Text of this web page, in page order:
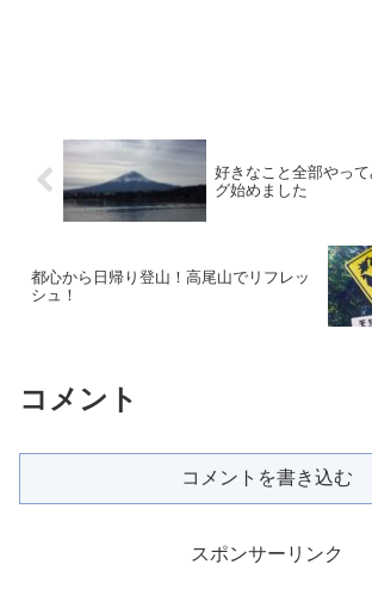
好きなこと全部やっ
グ始めました
都心から日帰り登山！高尾山でリフレッ
シュ！
コメント
コメントを書き込む
スポンサーリンク